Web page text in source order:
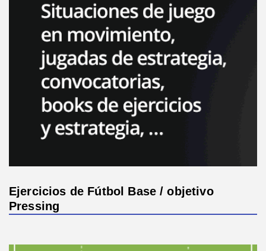
Ejercicios de Fútbol Base / objetivo
Pressing